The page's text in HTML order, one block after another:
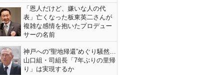
「恩人だけど、嫌いな人の代
表」亡くなった板東英二さんが
複雑な感情を抱いたプロデュー
サーの名前
神戸への“聖地帰還”めぐり騒然…
山口組・司組長「7年ぶりの里帰
り」は実現するか